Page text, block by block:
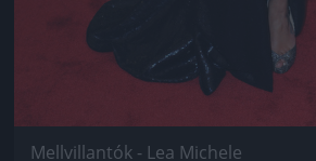
Mellvillantók - Lea Michele